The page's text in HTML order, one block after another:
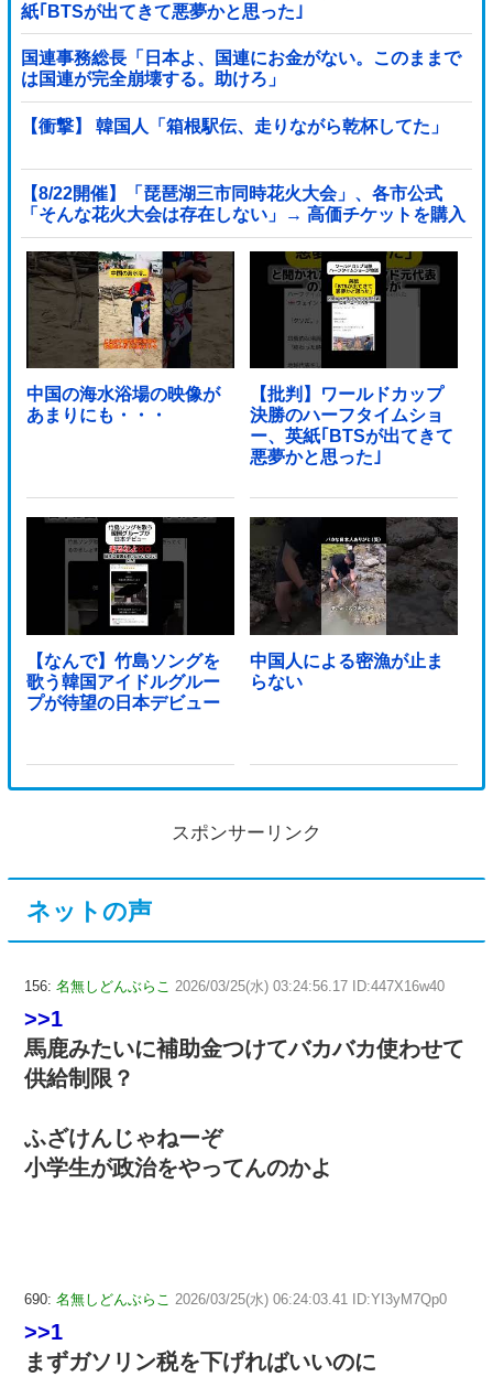
紙｢BTSが出てきて悪夢かと思った｣
国連事務総長「日本よ、国連にお金がない。このままで
は国連が完全崩壊する。助けろ」
【衝撃】 韓国人「箱根駅伝、走りながら乾杯してた」
【8/22開催】「琵琶湖三市同時花火大会」、各市公式
「そんな花火大会は存在しない」→ 高価チケットを購入
した人達がSNS阿鼻叫喚他
中国の海水浴場の映像が
あまりにも・・・
【批判】ワールドカップ
決勝のハーフタイムショ
ー、英紙｢BTSが出てきて
悪夢かと思った｣
【なんで】竹島ソングを
歌う韓国アイドルグルー
プが待望の日本デビュー
中国人による密漁が止ま
らない
スポンサーリンク
ネットの声
156: 名無しどんぶらこ 2026/03/25(水) 03:24:56.17 ID:447X16w40
>>1
馬鹿みたいに補助金つけてバカバカ使わせて
供給制限？
ふざけんじゃねーぞ
小学生が政治をやってんのかよ
690: 名無しどんぶらこ 2026/03/25(水) 06:24:03.41 ID:YI3yM7Qp0
>>1
まずガソリン税を下げればいいのに